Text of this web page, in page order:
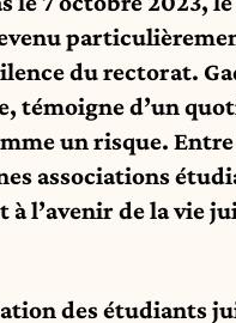
du rectorat.
témoigne d’un
un risque.
associations
l’avenir de la vie
des étudiants